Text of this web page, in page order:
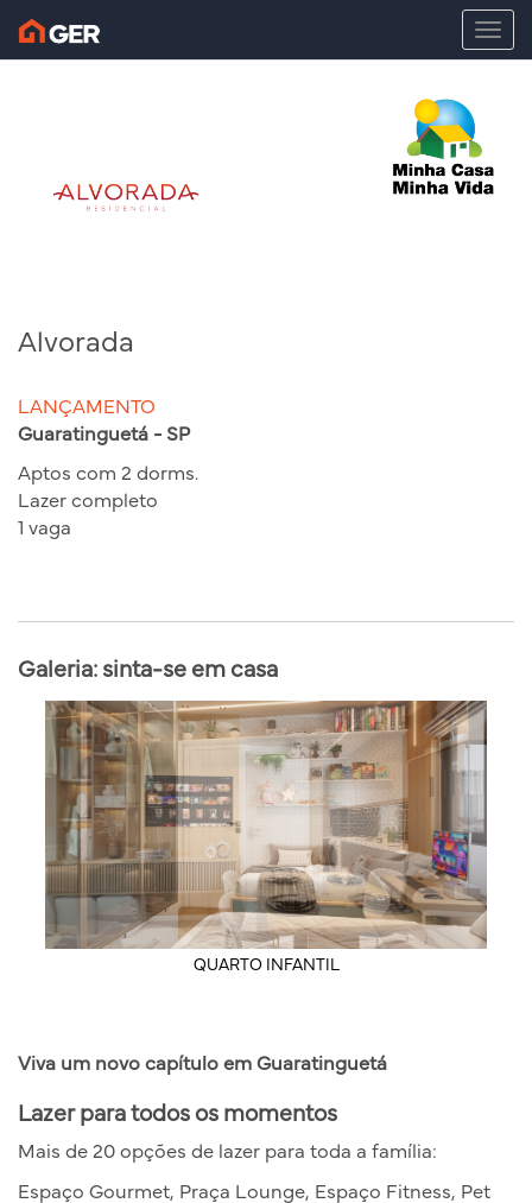
T
o
n
Alvorada
LANÇAMENTO
Guaratinguetá - SP
Aptos com 2 dorms.
Lazer completo
1 vaga
Galeria: sinta-se em casa
QUARTO INFANTIL
Viva um novo capítulo em Guaratinguetá
Lazer para todos os momentos
Mais de 20 opções de lazer para toda a família:
Espaço Gourmet, Praça Lounge, Espaço Fitness, Pet